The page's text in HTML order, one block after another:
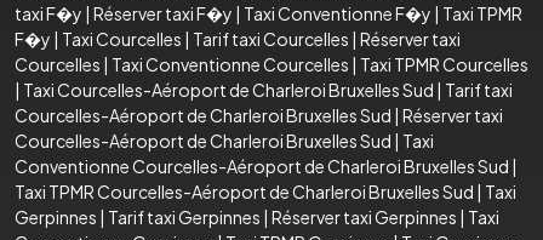
taxi F�y | Réserver taxi F�y | Taxi Conventionne F�y | Taxi TPMR
F�y | Taxi Courcelles | Tarif taxi Courcelles | Réserver taxi
Courcelles | Taxi Conventionne Courcelles | Taxi TPMR Courcelles
| Taxi Courcelles-Aéroport de Charleroi Bruxelles Sud | Tarif taxi
Courcelles-Aéroport de Charleroi Bruxelles Sud | Réserver taxi
Courcelles-Aéroport de Charleroi Bruxelles Sud | Taxi
Conventionne Courcelles-Aéroport de Charleroi Bruxelles Sud |
Taxi TPMR Courcelles-Aéroport de Charleroi Bruxelles Sud | Taxi
Gerpinnes | Tarif taxi Gerpinnes | Réserver taxi Gerpinnes | Taxi